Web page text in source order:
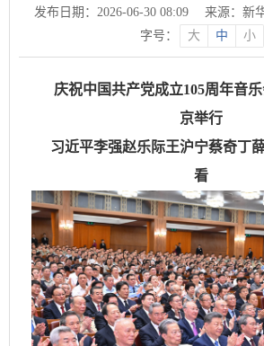
发布日期：2026-06-30 08:09 来源：新
字号：
大 中 小
庆祝中国共产党成立105周年音
京举行
习近平李强赵乐际王沪宁蔡奇丁
看